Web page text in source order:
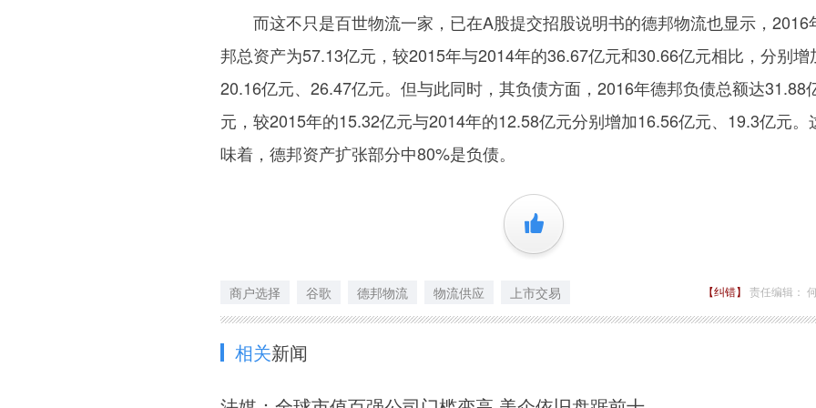
而这不只是百世物流一家，已在A股提交招股说明书的德邦物流也显示，2016
邦总资产为57.13亿元，较2015年与2014年的36.67亿元和30.66亿元相比，分别增
20.16亿元、26.47亿元。但与此同时，其负债方面，2016年德邦负债总额达31.88
元，较2015年的15.32亿元与2014年的12.58亿元分别增加16.56亿元、19.3亿元。
味着，德邦资产扩张部分中80%是负债。
+1
商户选择 谷歌 德邦物流 物流供应 上市交易 【纠错】 责任编辑：
相关新闻